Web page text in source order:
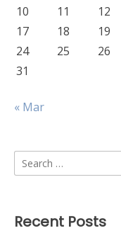
10
11 12
17
18 19
24
25 26
31
« Mar
Search
for:
Recent Posts